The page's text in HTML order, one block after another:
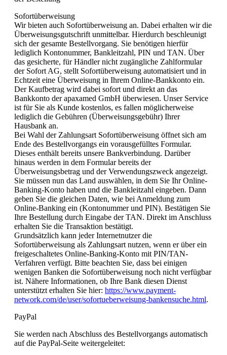
Sofortüberweisung
Wir bieten auch Sofortüberweisung an. Dabei erhalten wir die
Überweisungsgutschrift unmittelbar. Hierdurch beschleunigt
sich der gesamte Bestellvorgang. Sie benötigen hierfür
lediglich Kontonummer, Bankleitzahl, PIN und TAN. Über
das gesicherte, für Händler nicht zugängliche Zahlformular
der Sofort AG, stellt Sofortüberweisung automatisiert und in
Echtzeit eine Überweisung in Ihrem Online-Bankkonto ein.
Der Kaufbetrag wird dabei sofort und direkt an das
Bankkonto der apaxamed GmbH überwiesen. Unser Service
ist für Sie als Kunde kostenlos, es fallen möglicherweise
lediglich die Gebühren (Überweisungsgebühr) Ihrer
Hausbank an.
Bei Wahl der Zahlungsart Sofortüberweisung öffnet sich am
Ende des Bestellvorgangs ein vorausgefülltes Formular.
Dieses enthält bereits unsere Bankverbindung. Darüber
hinaus werden in dem Formular bereits der
Überweisungsbetrag und der Verwendungszweck angezeigt.
Sie müssen nun das Land auswählen, in dem Sie Ihr Online-
Banking-Konto haben und die Bankleitzahl eingeben. Dann
geben Sie die gleichen Daten, wie bei Anmeldung zum
Online-Banking ein (Kontonummer und PIN). Bestätigen Sie
Ihre Bestellung durch Eingabe der TAN. Direkt im Anschluss
erhalten Sie die Transaktion bestätigt.
Grundsätzlich kann jeder Internetnutzer die
Sofortüberweisung als Zahlungsart nutzen, wenn er über ein
freigeschaltetes Online-Banking-Konto mit PIN/TAN-
Verfahren verfügt. Bitte beachten Sie, dass bei einigen
wenigen Banken die Sofortüberweisung noch nicht verfügbar
ist. Nähere Informationen, ob Ihre Bank diesen Dienst
unterstützt erhalten Sie hier: https://www.payment-
network.com/de/user/sofortueberweisung-bankensuche.html.
PayPal
Sie werden nach Abschluss des Bestellvorgangs automatisch
auf die PayPal-Seite weitergeleitet: